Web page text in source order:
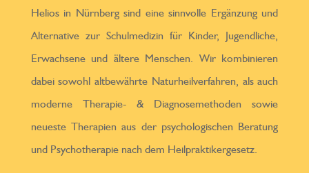
Helios in Nürnberg sind eine sinnvolle Ergänzung und
Alternative zur Schulmedizin für Kinder, Jugendliche,
Erwachsene und ältere Menschen. Wir kombinieren
dabei sowohl altbewährte Naturheilverfahren, als auch
moderne Therapie- & Diagnosemethoden sowie
neueste Therapien aus der psychologischen Beratung
und Psychotherapie nach dem Heilpraktikergesetz.